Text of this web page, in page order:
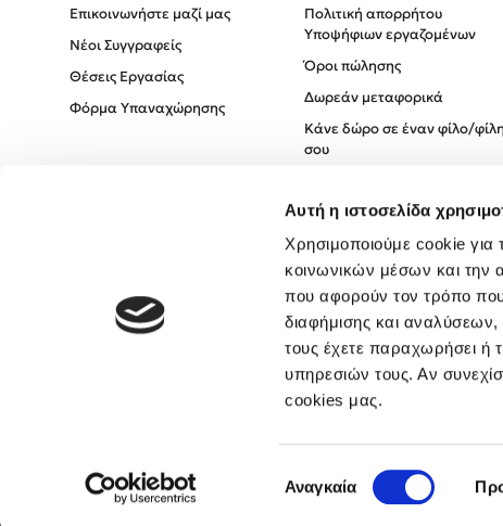
Αυτή η ιστοσελίδα
Χρησιμοποιούμε cookie για
κοινωνικών μέσων και την
που αφορούν τον τρόπο που
διαφήμισης και
τους έχετε παραχωρήσει ή
υπηρεσιών τους. Αν
cookies μας.
συγκατάθεσης
Αναγκαία
Επικοινωνήστε μαζί μας
Νέοι Συγγραφείς
Θέσεις Εργασίας
Φόρμα Υπαναχώρησης
Πολιτική απορρήτου
Υποψήφιων εργαζομένων
Όροι πώλησης
Δωρεάν μεταφορικά
Κάνε δώρο σε έναν φίλο/φίλη
σου
Πολιτική Απορρήτου
Όροι χρήσης